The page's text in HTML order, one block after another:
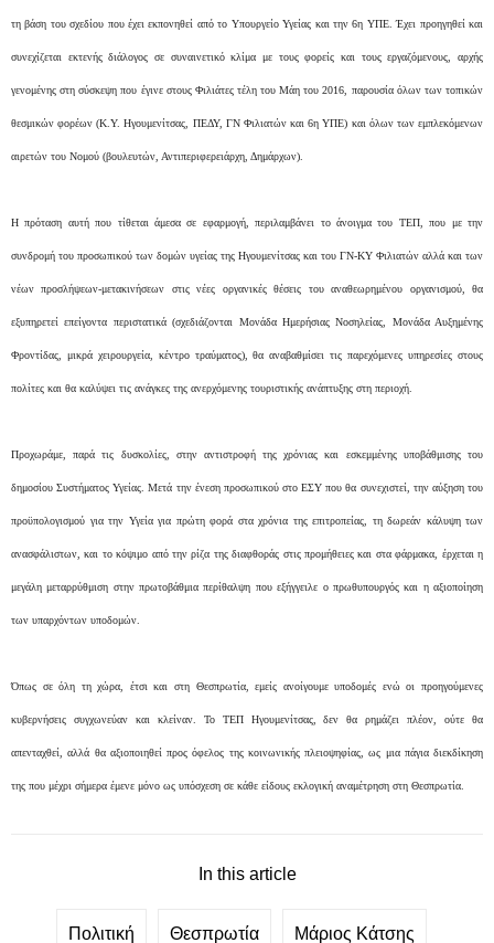
τη βάση του σχεδίου που έχει εκπονηθεί από το Υπουργείο Υγείας και την 6η ΥΠΕ. Έχει προηγηθεί και
συνεχίζεται εκτενής διάλογος σε συναινετικό κλίμα με τους φορείς και τους εργαζόμενους, αρχής
γενομένης στη σύσκεψη που έγινε στους Φιλιάτες τέλη του Μάη του 2016, παρουσία όλων των τοπικών
θεσμικών φορέων (Κ.Υ. Ηγουμενίτσας, ΠΕΔΥ, ΓΝ Φιλιατών και 6η ΥΠΕ) και όλων των εμπλεκόμενων
αιρετών του Νομού (βουλευτών, Αντιπεριφερειάρχη, Δημάρχων).
Η πρόταση αυτή που τίθεται άμεσα σε εφαρμογή, περιλαμβάνει το άνοιγμα του ΤΕΠ, που με την
συνδρομή του προσωπικού των δομών υγείας της Ηγουμενίτσας και του ΓΝ-ΚΥ Φιλιατών αλλά και των
νέων προσλήψεων-μετακινήσεων στις νέες οργανικές θέσεις του αναθεωρημένου οργανισμού, θα
εξυπηρετεί επείγοντα περιστατικά (σχεδιάζονται Μονάδα Ημερήσιας Νοσηλείας, Μονάδα Αυξημένης
Φροντίδας, μικρά χειρουργεία, κέντρο τραύματος), θα αναβαθμίσει τις παρεχόμενες υπηρεσίες στους
πολίτες και θα καλύψει τις ανάγκες της ανερχόμενης τουριστικής ανάπτυξης στη περιοχή.
Προχωράμε, παρά τις δυσκολίες, στην αντιστροφή της χρόνιας και εσκεμμένης υποβάθμισης του
δημοσίου Συστήματος Υγείας. Μετά την ένεση προσωπικού στο ΕΣΥ που θα συνεχιστεί, την αύξηση του
προϋπολογισμού για την Υγεία για πρώτη φορά στα χρόνια της επιτροπείας, τη δωρεάν κάλυψη των
ανασφάλιστων, και το κόψιμο από την ρίζα της διαφθοράς στις προμήθειες και στα φάρμακα, έρχεται η
μεγάλη μεταρρύθμιση στην πρωτοβάθμια περίθαλψη που εξήγγειλε ο πρωθυπουργός και η αξιοποίηση
των υπαρχόντων υποδομών.
Όπως σε όλη τη χώρα, έτσι και στη Θεσπρωτία, εμείς ανοίγουμε υποδομές ενώ οι προηγούμενες
κυβερνήσεις συγχωνεύαν και κλείναν. Το ΤΕΠ Ηγουμενίτσας, δεν θα ρημάζει πλέον, ούτε θα
απενταχθεί, αλλά θα αξιοποιηθεί προς όφελος της κοινωνικής πλειοψηφίας, ως μια πάγια διεκδίκηση
της που μέχρι σήμερα έμενε μόνο ως υπόσχεση σε κάθε είδους εκλογική αναμέτρηση στη Θεσπρωτία.
In this article
Πολιτική Θεσπρωτία Μάριος Κάτσης